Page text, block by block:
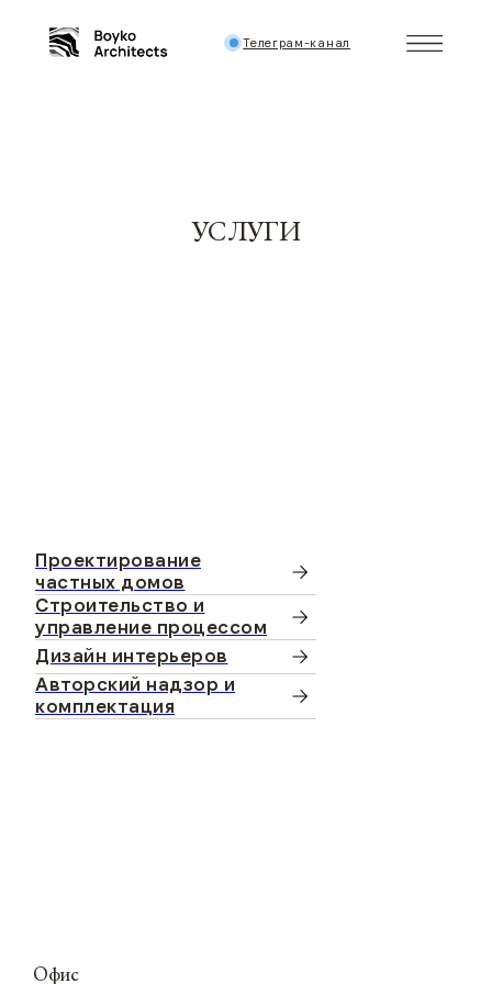
Проектирование
частных домов
Строительство и
управление процессом
Дизайн интерьеров
Авторский надзор и
комплектация
Офис